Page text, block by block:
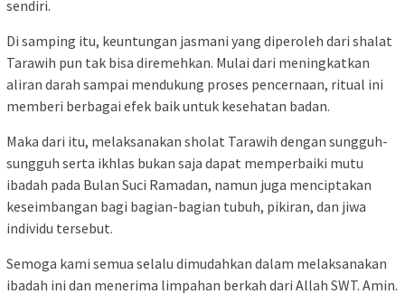
sendiri.
Di samping itu, keuntungan jasmani yang diperoleh dari shalat
Tarawih pun tak bisa diremehkan. Mulai dari meningkatkan
aliran darah sampai mendukung proses pencernaan, ritual ini
memberi berbagai efek baik untuk kesehatan badan.
Maka dari itu, melaksanakan sholat Tarawih dengan sungguh-
sungguh serta ikhlas bukan saja dapat memperbaiki mutu
ibadah pada Bulan Suci Ramadan, namun juga menciptakan
keseimbangan bagi bagian-bagian tubuh, pikiran, dan jiwa
individu tersebut.
Semoga kami semua selalu dimudahkan dalam melaksanakan
ibadah ini dan menerima limpahan berkah dari Allah SWT. Amin.